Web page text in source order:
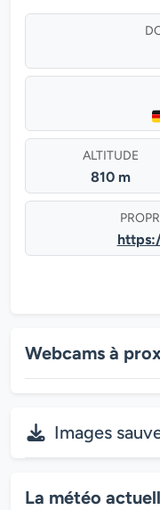
ALTITUDE
810 m
Webcams à
Images
La météo